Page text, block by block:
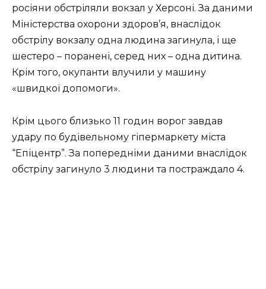
росіяни обстріляли вокзал у Херсоні. За даними
Міністерства охорони здоров’я, внаслідок
обстрілу вокзалу одна людина загинула, і ще
шестеро – поранені, серед них – одна дитина.
Крім того, окупанти влучили у машину
«швидкої допомоги».
Крім цього близько 11 годин ворог завдав
удару по будівельному гіпермаркету міста
“Епіцентр”. За попередніми даними внаслідок
обстрілу загинуло 3 людини та постраждало 4.